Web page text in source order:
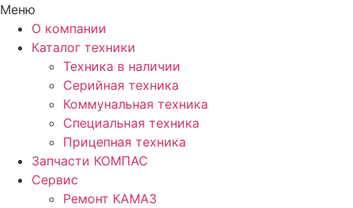
Меню
О компании
Каталог техники
Техника в наличии
Серийная техника
Коммунальная техника
Специальная техника
Прицепная техника
Запчасти КОМПАС
Сервис
Ремонт КАМАЗ